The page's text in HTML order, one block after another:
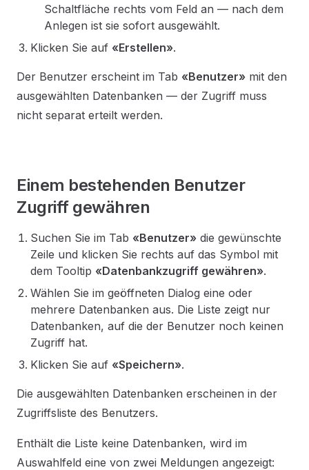
Schaltfläche rechts vom Feld an — nach dem
Anlegen ist sie sofort ausgewählt.
Klicken Sie auf «Erstellen».
Der Benutzer erscheint im Tab «Benutzer» mit den
ausgewählten Datenbanken — der Zugriff muss
nicht separat erteilt werden.
Einem bestehenden Benutzer
Zugriff gewähren
Suchen Sie im Tab «Benutzer» die gewünschte
Zeile und klicken Sie rechts auf das Symbol mit
dem Tooltip «Datenbankzugriff gewähren».
Wählen Sie im geöffneten Dialog eine oder
mehrere Datenbanken aus. Die Liste zeigt nur
Datenbanken, auf die der Benutzer noch keinen
Zugriff hat.
Klicken Sie auf «Speichern».
Die ausgewählten Datenbanken erscheinen in der
Zugriffsliste des Benutzers.
Enthält die Liste keine Datenbanken, wird im
Auswahlfeld eine von zwei Meldungen angezeigt: